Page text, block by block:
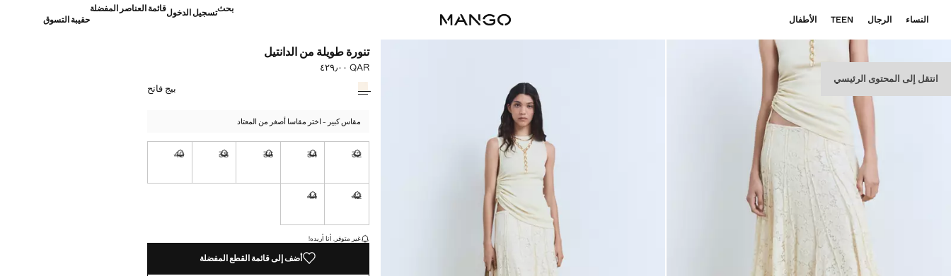
انتقل إلى المحتوى الرئيسي
النساء الرجال TEEN الأطفال
بحثتسجيل الدخولقائمة العناصر المفضلة
حقيبة التسوق
تنورة طويلة من الدانتيل
السعر الحالي [QAR ٤٢٩٫٠٠ ]
QAR ٤٢٩٫٠٠
حدد اللون
بيج فاتح
مقاس كبير - اختر مقاسا أصغر من المعتاد
32
34
36
38
40
42
44
القطع الأخيرة!
غير متوفر. أنا أريده!
أضف إلى قائمة القطع المفضلة